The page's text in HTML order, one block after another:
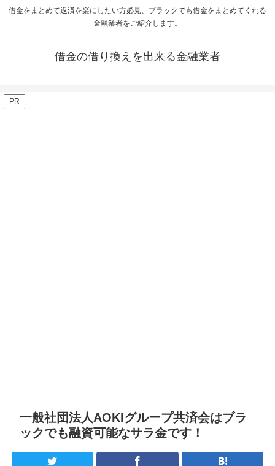
借金をまとめて返済を楽にしたい方必見、ブラックでも借金をまとめてくれる
金融業者をご紹介します。
借金の借り換えを出来る金融業者
PR
一般社団法人AOKIグループ共済会はブラ
ックでも融資可能なサラ金です！